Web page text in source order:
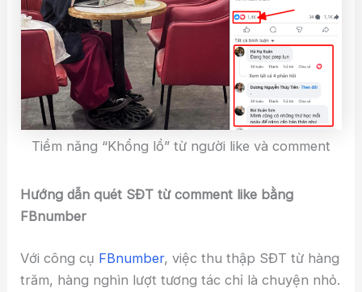
Tiềm năng “Khổng lồ” từ người like và comment
Hướng dẫn quét SĐT từ comment like bằng
FBnumber
Với công cụ FBnumber, việc thu thập SĐT từ hàng
trăm, hàng nghìn lượt tương tác chỉ là chuyện nhỏ.